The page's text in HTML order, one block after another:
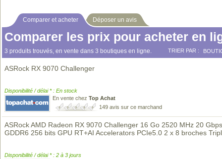
Comparer et acheter Déposer un avis
Comparer les prix pour acheter en
3 produits trouvés, en vente dans 3 boutiques en ligne. TRIER PAR :
ASRock RX 9070 Challenger
Disponibilité / délai * : En stock
En vente chez Top Achat
149 avis sur ce marchand
ASRock AMD Radeon RX 9070 Challenger 16 Go 2520 MHz 20 Gbps
GDDR6 256 bits GPU RT+AI Accelerators PCIe5.0 2 x 8 broches
Disponibilité / délai * : 2 à 3 jours